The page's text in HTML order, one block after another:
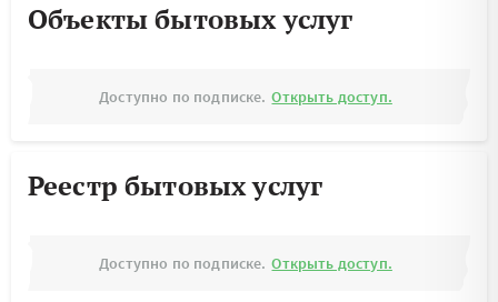
Объекты бытовых услуг
Доступно по подписке. Открыть доступ.
Реестр бытовых услуг
Доступно по подписке. Открыть доступ.